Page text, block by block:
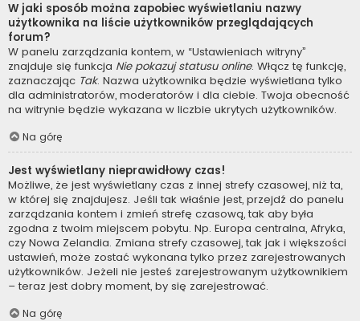
W jaki sposób można zapobiec wyświetlaniu nazwy
użytkownika na liście użytkowników przeglądających
forum?
W panelu zarządzania kontem, w “Ustawieniach witryny”
znajduje się funkcja Nie pokazuj statusu online. Włącz tę funkcję,
zaznaczając Tak. Nazwa użytkownika będzie wyświetlana tylko
dla administratorów, moderatorów i dla ciebie. Twoja obecność
na witrynie będzie wykazana w liczbie ukrytych użytkowników.
Na górę
Jest wyświetlany nieprawidłowy czas!
Możliwe, że jest wyświetlany czas z innej strefy czasowej, niż ta,
w której się znajdujesz. Jeśli tak właśnie jest, przejdź do panelu
zarządzania kontem i zmień strefę czasową, tak aby była
zgodna z twoim miejscem pobytu. Np. Europa centralna, Afryka,
czy Nowa Zelandia. Zmiana strefy czasowej, tak jak i większości
ustawień, może zostać wykonana tylko przez zarejestrowanych
użytkowników. Jeżeli nie jesteś zarejestrowanym użytkownikiem
– teraz jest dobry moment, by się zarejestrować.
Na górę